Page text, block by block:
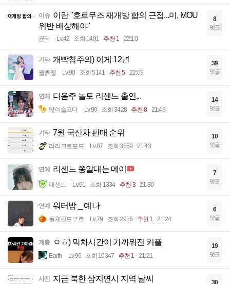
이슈 이란 "호르무즈 재개방 합의 근접...미, MOU
위반 배상해야"
균터 Lv.42 조회 1491 추천 1 22:10
8
댓글
기타 개빡침주의) 이게 12년
꿻뻵뗗 Lv.90 조회 5141 추천 5 22:09
39
댓글
연예 다음주 놀토 리센느 출연...
많이슬프다 Lv.90 조회 3428 추천 8 21:48
14
댓글
기타 7월 국산차 판매 순위
라라크로포드 Lv.87 조회 3569 21:43
10
댓글
연예 리센느 쫑알대는 메이
대센느 Lv.91 조회 1334 추천 3 21:30
7
댓글
연예 워터밤 _ 예나
돌체콜드부르 Lv.79 조회 2916 추천 1 21:24
6
댓글
계층 ㅇㅎ) 막차시간이 가까워진 커플
Earth Lv.96 조회 10347 추천 1 21:21
19
댓글
사진 지금 북한 삼지연시 지역 날씨 30